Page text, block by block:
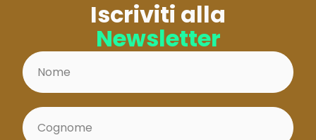
Iscriviti alla
Newsletter